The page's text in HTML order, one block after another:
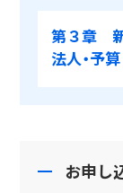
第３章 新
法人・予
お申し